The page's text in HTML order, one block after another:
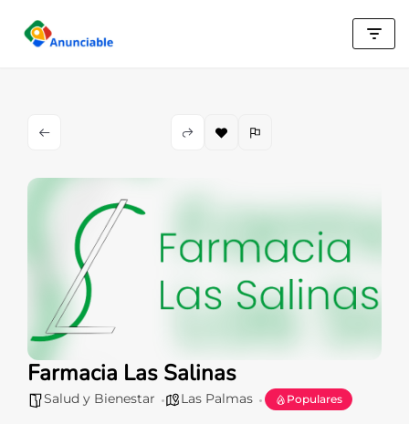
Saltar
Farmacia Las Salinas
Salud y Bienestar Las Palmas Populares